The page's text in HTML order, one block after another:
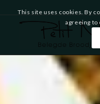
This site uses cookies. By
agreeing to